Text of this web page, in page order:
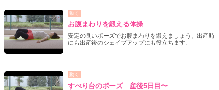
動く
お腹まわりを鍛える体操
安定の良いポーズでお腹まわりを鍛えましょう。出産時
にも出産後のシェイプアップにも役立ちます。
動く
すべり台のポーズ 産後5日目〜